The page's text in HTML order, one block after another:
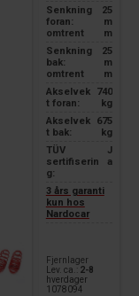
Senkning
foran:
omtrent
25
m
m
Senkning
bak:
omtrent
25
m
m
Akselvek
t foran:
740
kg
Akselvek
t bak:
675
kg
TÜV
sertifiserin
g:
J
a
3 års garanti
kun hos
Nardocar
Fjernlager
Lev. ca.: 2-8
hverdager
1078094